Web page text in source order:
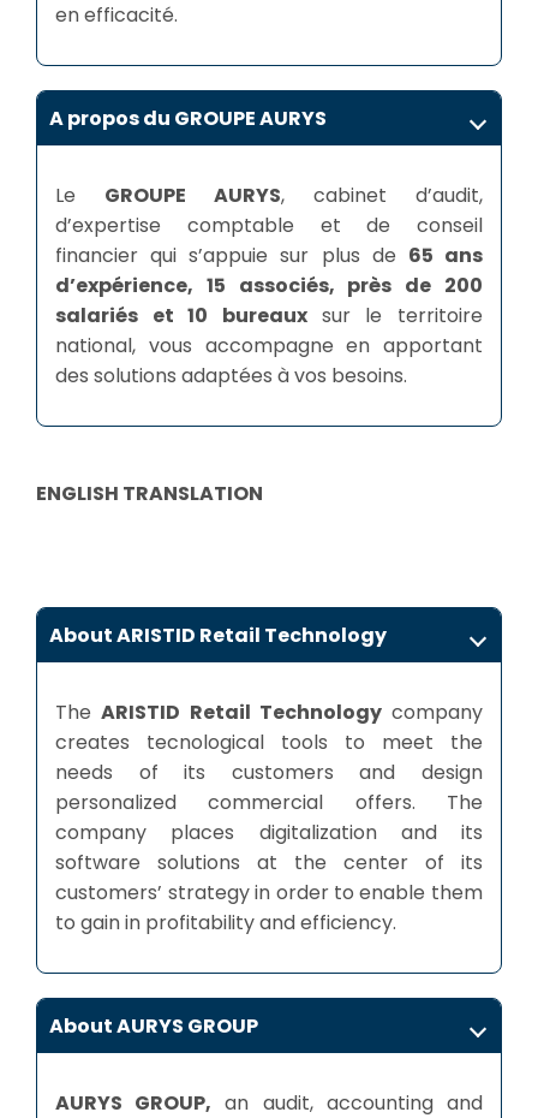
en efficacité.
A propos du GROUPE AURYS
Le GROUPE AURYS, cabinet d’audit,
d’expertise comptable et de conseil
financier qui s’appuie sur plus de 65 ans
d’expérience, 15 associés, près de 200
salariés et 10 bureauxsur le territoire
national, vous accompagne en apportant
des solutions adaptées à vos besoins.
ENGLISH TRANSLATION
About ARISTID Retail Technology
TheARISTID Retail Technologycompany
creates tecnological tools to meet the
needs of its customers and design
personalized commercial offers. The
company places digitalization and its
software solutions at the center of its
customers’ strategy in order to enable them
to gain in profitability and efficiency.
About AURYS GROUP
AURYS GROUP, an audit, accounting and